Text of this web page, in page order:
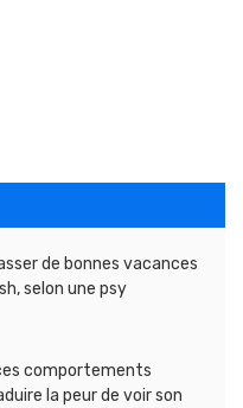
de bonnes vacances
selon une psy
comportements
la peur de voir son